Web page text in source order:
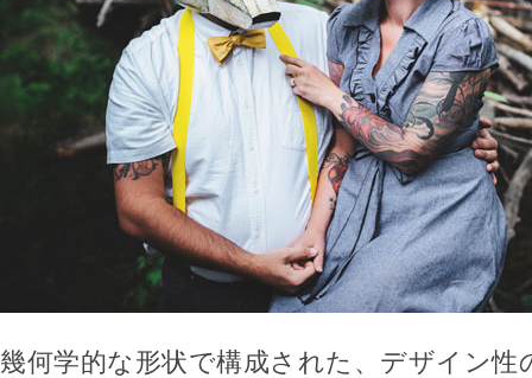
幾何学的な形状で構成された、デザイン性